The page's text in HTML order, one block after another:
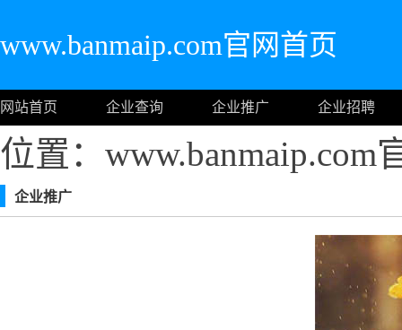
www.banmaip.com官网首页
网站首页 企业查询 企业推广 企业招聘
位置：www.banmaip.com
企业推广